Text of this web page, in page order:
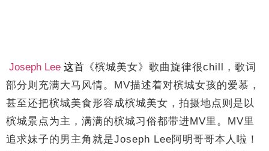
Joseph Lee 这首 《槟城美女》歌曲旋律很chill，歌词
部分则充满大马风情。MV描述着对槟城女孩的爱慕，
甚至还把槟城美食形容成槟城美女， 拍摄地点则是以
槟城景点为主，满满的槟城习俗都带进MV里。MV里
追求妹子的男主角就是Joseph Lee阿明哥哥本人啦！